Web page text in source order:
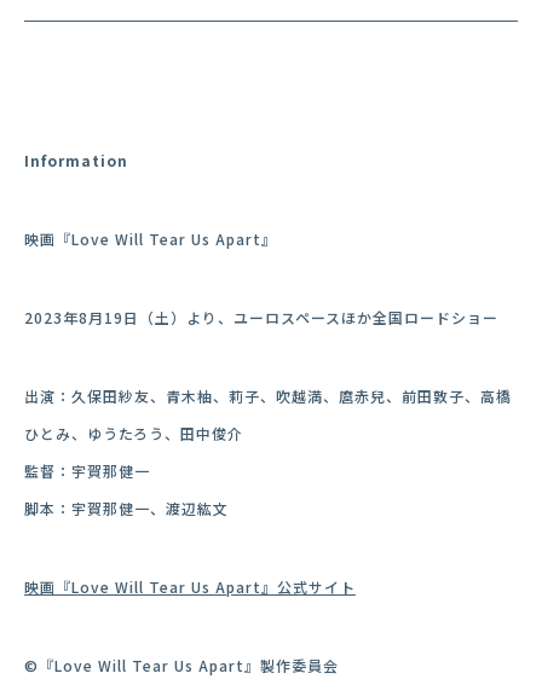
Information
映画『Love Will Tear Us Apart』
2023年8月19日（土）より、ユーロスペースほか全国ロードショー
出演：久保田紗友、青木柚、莉子、吹越満、麿赤兒、前田敦子、高橋
ひとみ、ゆうたろう、田中俊介
監督：宇賀那健一
脚本：宇賀那健一、渡辺紘文
映画『Love Will Tear Us Apart』公式サイト
©『Love Will Tear Us Apart』製作委員会